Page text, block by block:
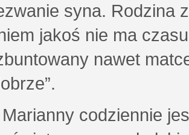
syna. Rodzina
jakoś nie ma
nawet
codziennie